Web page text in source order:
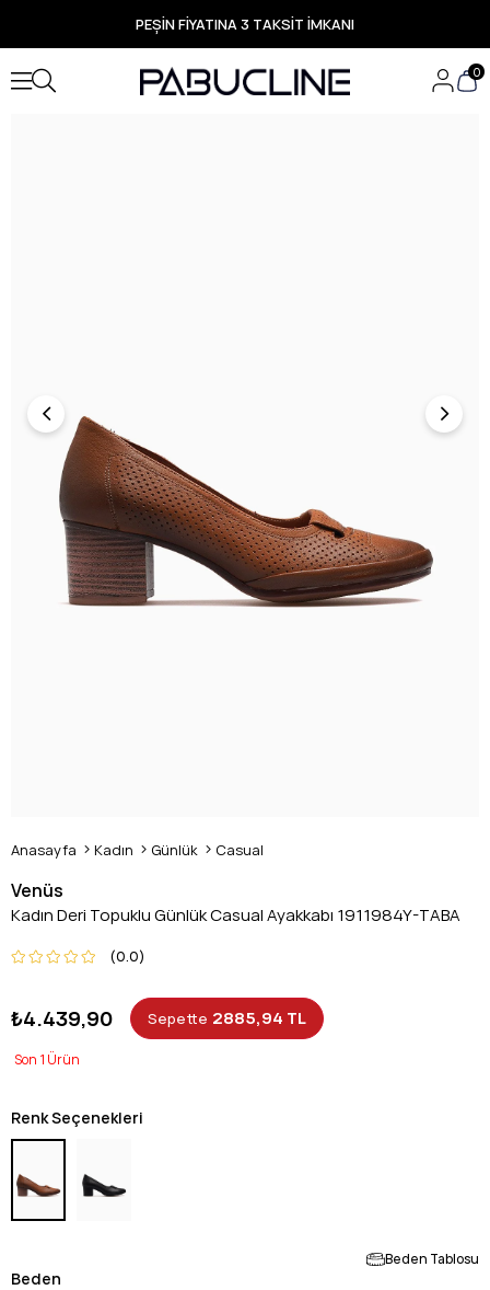
PEŞİN FİYATINA 3 TAKSİT İMKANI
TÜM ÜRÜNLERDE ÜCRETSİZ KARGO
Yeni Sezon Ürünlerde Özel Fırsatlar
Seçili Ürünlerde Hızlı Teslimat
0
Anasayfa Kadın Günlük Casual
Venüs
Kadın Deri Topuklu Günlük Casual Ayakkabı 1911984Y-TABA
0.0
₺4.439,90 Sepette 2885,94 TL
1
Renk Seçenekleri
Beden Tablosu
Beden